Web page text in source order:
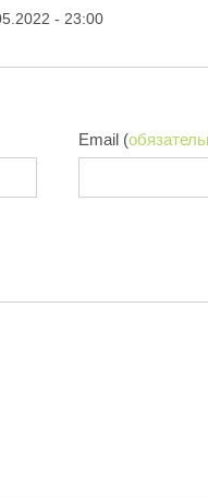
- 23:00
Email (